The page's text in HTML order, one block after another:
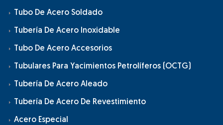
Tubo De Acero Soldado
Tubería De Acero Inoxidable
Tubo De Acero Accesorios
Tubulares Para Yacimientos Petrolíferos (OCTG)
Tubería De Acero Aleado
Tubería De Acero De Revestimiento
Acero Especial